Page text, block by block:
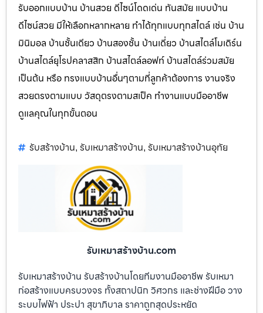
รับออกแบบบ้าน บ้านสวย ดีไซน์โดดเด่น ทันสมัย แบบบ้าน
ดีไซน์สวย มีให้เลือกหลากหลาย ทำได้ทุกแบบทุกสไตล์ เช่น บ้าน
มินิมอล บ้านชั้นเดียว บ้านสองชั้น บ้านเดี่ยว บ้านสไตล์โมเดิร์น
บ้านสไตล์ยุโรปคลาสสิก บ้านสไตล์ลอฟท์ บ้านสไตล์ร่วมสมัย
เป็นต้น หรือ ทรงแบบบ้านอื่นๆตามที่ลูกค้าต้องการ งานจริง
สวยตรงตามแบบ วัสดุตรงตามสเป็ค ทำงานแบบมืออาชีพ
ดูแลคุณในทุกขั้นตอน
รับสร้างบ้าน, รับเหมาสร้างบ้าน, รับเหมาสร้างบ้านอุทัย
รับเหมาสร้างบ้าน.com
รับเหมาสร้างบ้าน รับสร้างบ้านโดยทีมงานมืออาชีพ รับเหมา
ก่อสร้างแบบครบวงจร ทั้งสถาปนิก วิศวกร และช่างฝีมือ วาง
ระบบไฟฟ้า ประปา สุขาภิบาล ราคาถูกสุดประหยัด